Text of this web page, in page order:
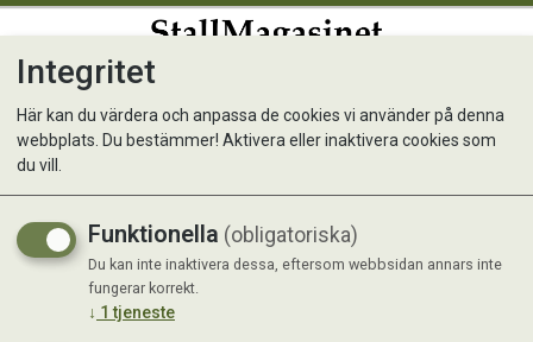
Trikem Glycerin Soap 500 ml
Integritet
Här kan du värdera och anpassa de cookies vi använder på denna
webbplats. Du bestämmer! Aktivera eller inaktivera cookies som
du vill.
Funktionella (obligatoriska)
Du kan inte inaktivera dessa, eftersom webbsidan annars inte
fungerar korrekt.
↓ 1 tjeneste